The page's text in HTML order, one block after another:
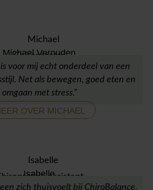
Michael Verouden
Chiropractor
voor mij echt onderdeel van een
Net als bewegen, goed eten en
omgaan met stress.”
OVER MICHAEL
Isabelleassistent
zich thuisvoelt bij ChiroBalance.